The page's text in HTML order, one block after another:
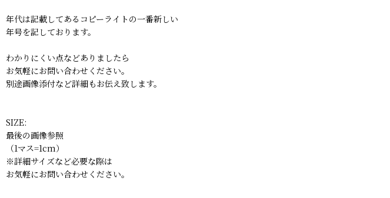
年代は記載してあるコピーライトの一番新しい
年号を記しております。
わかりにくい点などありましたら
お気軽にお問い合わせください。
別途画像添付など詳細もお伝え致します。
SIZE:
最後の画像参照
（1マス=1cm）
※詳細サイズなど必要な際は
お気軽にお問い合わせください。